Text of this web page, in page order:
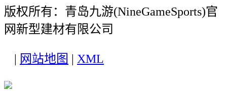
版权所有：青岛九游(NineGameSports)官
网新型建材有限公司
网站地图 XML